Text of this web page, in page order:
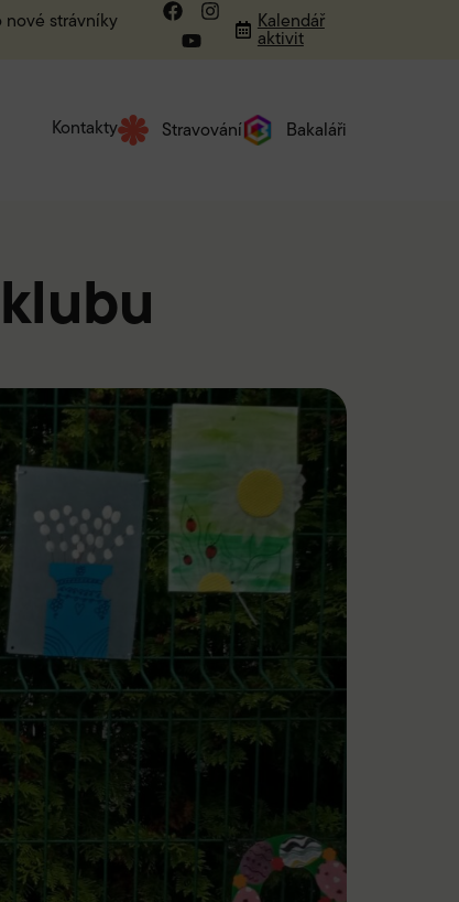
nové strávníky Kalendář
aktivit
Kontakty Stravování Bakaláři